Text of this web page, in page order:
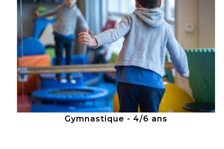
Gymnastique - 4/6 ans